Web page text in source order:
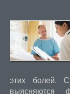
этих болей.
выясняются